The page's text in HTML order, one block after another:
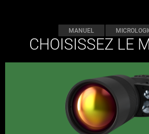
MANUEL
CHOISISSEZ LE